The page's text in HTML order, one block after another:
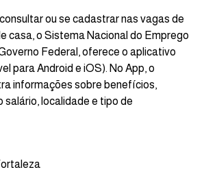
ou se cadastrar nas vagas de
casa, o Sistema Nacional do Emprego
Federal, oferece o aplicativo
para Android e iOS). No App, o
informações sobre benefícios,
salário, localidade e tipo de